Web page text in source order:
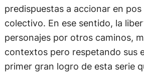
predispuestas a accionar en pos
colectivo. En ese sentido, la
personajes por otros caminos,
contextos pero respetando sus
primer gran logro de esta serie